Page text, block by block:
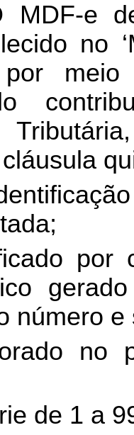
MDF-e
no
por
por
número
no
de 1 a